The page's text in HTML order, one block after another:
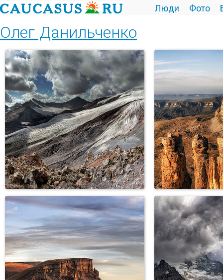
Люди Фото
Олег Данильченко